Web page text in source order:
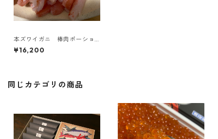
本ズワイガニ 棒肉ポーショ
ン 1kg(25〜30本)
¥16,200
同じカテゴリの商品